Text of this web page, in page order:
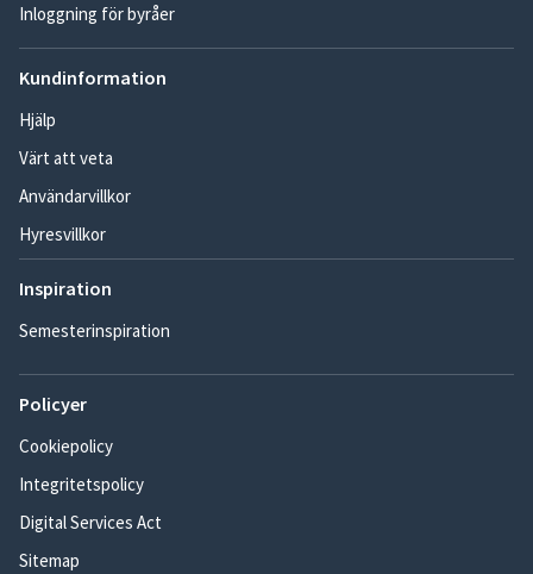
Inloggning för byråer
Kundinformation
Hjälp
Värt att veta
Användarvillkor
Hyresvillkor
Inspiration
Semesterinspiration
Policyer
Cookiepolicy
Integritetspolicy
Digital Services Act
Sitemap